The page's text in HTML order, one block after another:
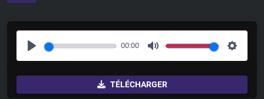
P
l
00:00
M
u
t
S
e
TÉLÉCHARGER